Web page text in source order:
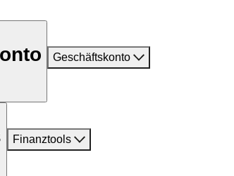
Geschäftskonto
Finanztools